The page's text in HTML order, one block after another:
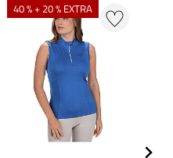
40 % + 20 % EXTRA